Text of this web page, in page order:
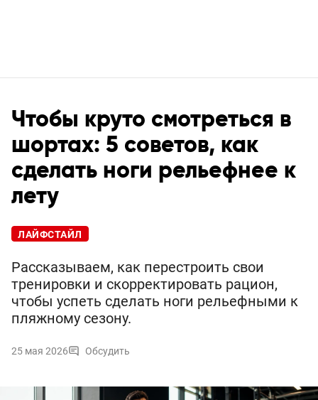
Чтобы круто смотреться в
шортах: 5 советов, как
сделать ноги рельефнее к
лету
ЛАЙФСТАЙЛ
Рассказываем, как перестроить свои
тренировки и скорректировать рацион,
чтобы успеть сделать ноги рельефными к
пляжному сезону.
25 мая 2026 Обсудить